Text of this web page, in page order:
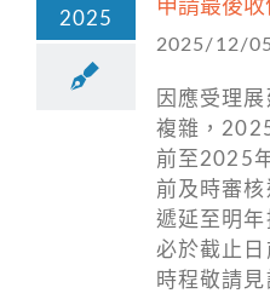
2025
申請最後收
2025/12/
因應受理
複雜，
前至2025
前及時審核
遞延至明
必於截止
時程敬請